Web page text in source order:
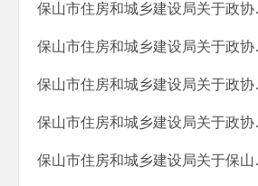
保山市住
保山市住
保山市住
保山市住
保山市住